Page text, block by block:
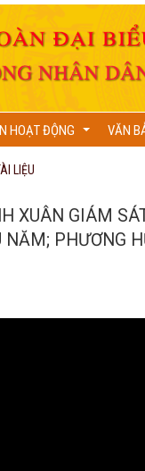
HOẠT ĐỘNG
...
VĂN
LIỆU
XUÂN GIÁM
PHƯƠNG